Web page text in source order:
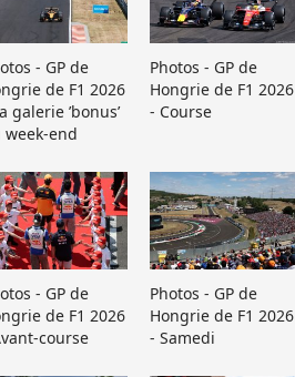
- GP de
de F1 2026
galerie ’bonus’
week-end
Photos - GP de
Hongrie de F1 2026
- Course
- GP de
de F1 2026
course
Photos - GP de
Hongrie de F1 2026
- Samedi